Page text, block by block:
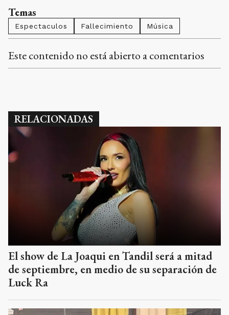
Temas
Espectaculos Fallecimiento Música
Este contenido no está abierto a comentarios
RELACIONADAS
El show de La Joaqui en Tandil será a mitad
de septiembre, en medio de su separación de
Luck Ra